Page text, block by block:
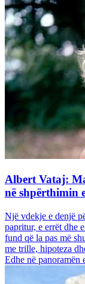
Albert Vataj:
në shpërthimin
Një vdekje e denjë
papritur, e errët dhe
fund që la pas më
me trille, hipoteza
Edhe në panoramën